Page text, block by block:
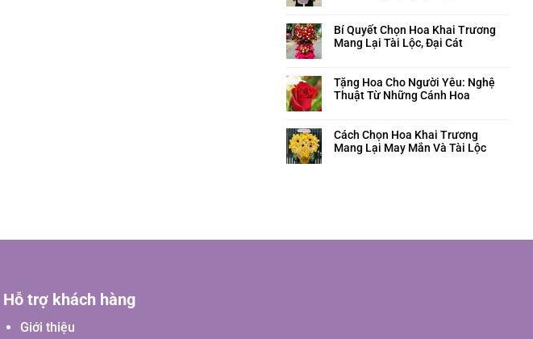
Bí Quyết Chọn Hoa Khai Trương
Mang Lại Tài Lộc, Đại Cát
Tặng Hoa Cho Người Yêu: Nghệ
Thuật Từ Những Cánh Hoa
Cách Chọn Hoa Khai Trương
Mang Lại May Mắn Và Tài Lộc
Hỗ trợ khách hàng
Giới thiệu